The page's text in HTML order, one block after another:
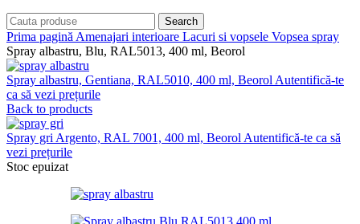
Search
Prima pagină Amenajari interioare Lacuri si vopsele Vopsea spray
Spray albastru, Blu, RAL5013, 400 ml, Beorol
Spray albastru, Gentiana, RAL5010, 400 ml, Beorol Autentifică-te
ca să vezi prețurile
Back to products
Spray gri Argento, RAL 7001, 400 ml, Beorol Autentifică-te ca să
vezi prețurile
Stoc epuizat